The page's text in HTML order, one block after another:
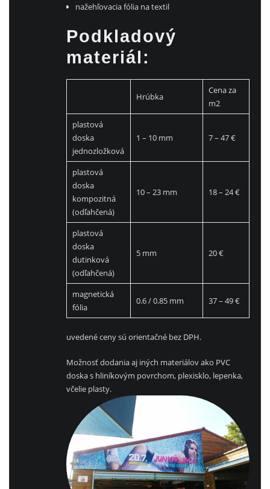
nažehľovacia fólia na textil
Podkladový
materiál:
Hrúbka
Cena za
m2
plastová
doska
jednozložková
1 – 10 mm 7 – 47 €
plastová
doska
kompozitná
(odľahčená)
10 – 23 mm 18 – 24 €
plastová
doska
dutinková
(odľahčená)
5 mm 20 €
magnetická
fólia
0.6 / 0.85 mm 37 – 49 €
uvedené ceny sú orientačné bez DPH.
Možnosť dodania aj iných materiálov ako PVC
doska s hliníkovým povrchom, plexisklo, lepenka,
včelie plasty.